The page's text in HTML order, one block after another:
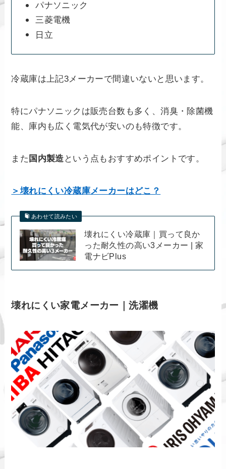
パナソニック
三菱電機
日立
冷蔵庫は上記3メーカーで間違いないと思います。
特にパナソニックは販売台数も多く、消臭・除菌機
能、庫内も広く電気代が安いのも特徴です。
また 国内製造 という点もおすすめポイントです。
＞壊れにくい冷蔵庫メーカーはどこ？
あわせて読みたい
壊れにくい冷蔵庫｜買って良か
った耐久性の高い3メーカー | 家
電ナビPlus
壊れにくい家電メーカー｜洗濯機